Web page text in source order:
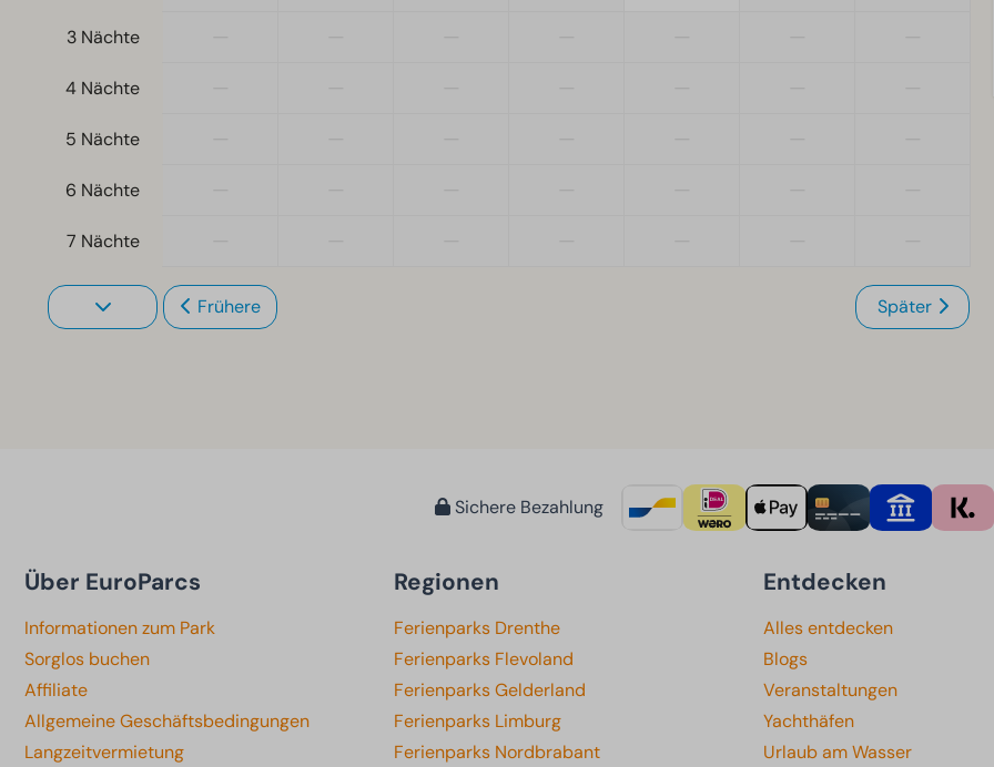
3 Nächte
4 Nächte
5 Nächte
6 Nächte
7 Nächte
Frühere
Später
Sichere Bezahlung
Über EuroParcs
Informationen zum Park
Sorglos buchen
Affiliate
Allgemeine Geschäftsbedingungen
Langzeitvermietung
Regionen
Ferienparks Drenthe
Ferienparks Flevoland
Ferienparks Gelderland
Ferienparks Limburg
Ferienparks Nordbrabant
Entdecken
Alles entdecken
Blogs
Veranstaltungen
Yachthäfen
Urlaub am Wasser